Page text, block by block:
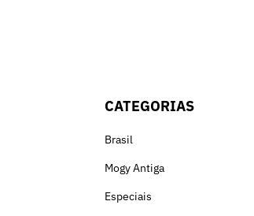
CATEGORIAS
Brasil
Mogy Antiga
Especiais